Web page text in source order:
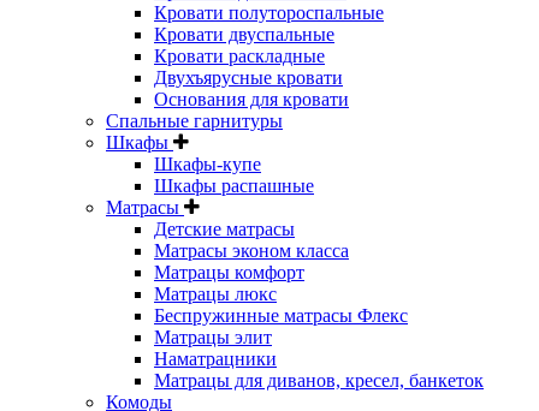
Кровати полутороспальные
Кровати двуспальные
Кровати раскладные
Двухъярусные кровати
Основания для кровати
Спальные гарнитуры
Шкафы
Шкафы-купе
Шкафы распашные
Матрасы
Детские матрасы
Матрасы эконом класса
Матрацы комфорт
Матрацы люкс
Беспружинные матрасы Флекс
Матрацы элит
Наматрацники
Матрацы для диванов, кресел, банкеток
Комоды